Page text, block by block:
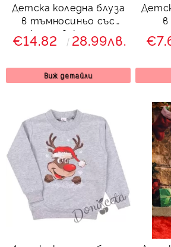
Детска коледна блуза
в тъмносиньо със
снежен човек и надпис
€14.82 28.99лв.
Виж детайли